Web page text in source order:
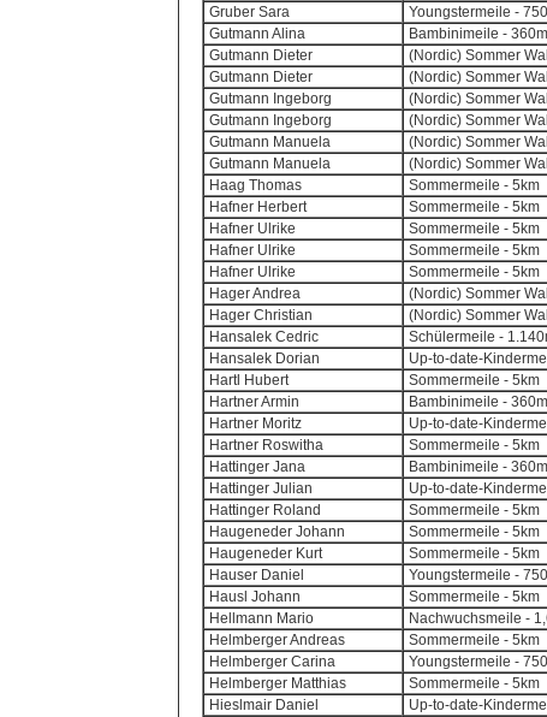
Gruber Sara
Youngstermeile -
Gutmann Alina
Bambinimeile -
Gutmann Dieter
(Nordic) Sommer
Gutmann Dieter
(Nordic) Sommer
Gutmann Ingeborg
(Nordic) Sommer
Gutmann Ingeborg
(Nordic) Sommer
Gutmann Manuela
(Nordic) Sommer
Gutmann Manuela
(Nordic) Sommer
Haag Thomas
Sommermeile - 5km
Hafner Herbert
Sommermeile - 5km
Hafner Ulrike
Sommermeile - 5km
Hafner Ulrike
Sommermeile - 5km
Hafner Ulrike
Sommermeile - 5km
Hager Andrea
(Nordic) Sommer
Hager Christian
(Nordic) Sommer
Hansalek Cedric
Schülermeile -
Hansalek Dorian
Up-to-date-
Hartl Hubert
Sommermeile - 5km
Hartner Armin
Bambinimeile -
Hartner Moritz
Up-to-date-
Hartner Roswitha
Sommermeile - 5km
Hattinger Jana
Bambinimeile -
Hattinger Julian
Up-to-date-
Hattinger Roland
Sommermeile - 5km
Haugeneder Johann
Sommermeile - 5km
Haugeneder Kurt
Sommermeile - 5km
Hauser Daniel
Youngstermeile -
Hausl Johann
Sommermeile - 5km
Hellmann Mario
Nachwuchsmeile -
Helmberger Andreas
Sommermeile - 5km
Helmberger Carina
Youngstermeile -
Helmberger Matthias
Sommermeile - 5km
Hieslmair Daniel
Up-to-date-